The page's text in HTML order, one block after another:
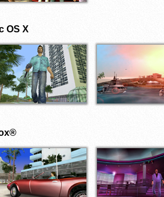
OS X